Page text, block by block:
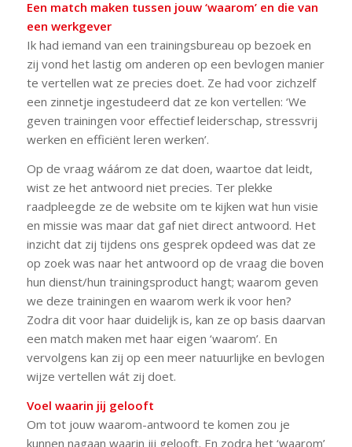
Een match maken tussen jouw ‘waarom’ en die van
een werkgever
Ik had iemand van een trainingsbureau op bezoek en
zij vond het lastig om anderen op een bevlogen manier
te vertellen wat ze precies doet. Ze had voor zichzelf
een zinnetje ingestudeerd dat ze kon vertellen: ‘We
geven trainingen voor effectief leiderschap, stressvrij
werken en efficiënt leren werken’.
Op de vraag wáárom ze dat doen, waartoe dat leidt,
wist ze het antwoord niet precies. Ter plekke
raadpleegde ze de website om te kijken wat hun visie
en missie was maar dat gaf niet direct antwoord. Het
inzicht dat zij tijdens ons gesprek opdeed was dat ze
op zoek was naar het antwoord op de vraag die boven
hun dienst/hun trainingsproduct hangt; waarom geven
we deze trainingen en waarom werk ik voor hen?
Zodra dit voor haar duidelijk is, kan ze op basis daarvan
een match maken met haar eigen ‘waarom’. En
vervolgens kan zij op een meer natuurlijke en bevlogen
wijze vertellen wát zij doet.
Voel waarin jij gelooft
Om tot jouw waarom-antwoord te komen zou je
kunnen nagaan waarin jij gelooft. En zodra het ‘waarom’